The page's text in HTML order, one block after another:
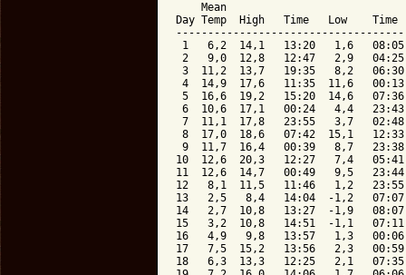
Mean
Day Temp  High   Time   Low
1   6,2  14,1   13:20   1,6
2   9,0  12,8   12:47   2,9
3  11,2  13,7   19:35   8,2
4  14,9  17,6   11:35  11,6
5  16,6  19,2   15:20  14,6
6  10,6  17,1   00:24   4,4
7  11,1  17,8   23:55   3,7
8  17,0  18,6   07:42  15,1
9  11,7  16,4   00:39   8,7
10  12,6  20,3   12:27   7,4
11  12,6  14,7   00:49   9,5
12   8,1  11,5   11:46   1,2
13   2,5   8,4   14:04  -1,2
14   2,7  10,8   13:27  -1,9
15   3,2  10,8   14:51  -1,1
16   4,9   9,8   13:57   1,3
17   7,5  15,2   13:56   2,3
18   6,3  13,3   12:25   2,1